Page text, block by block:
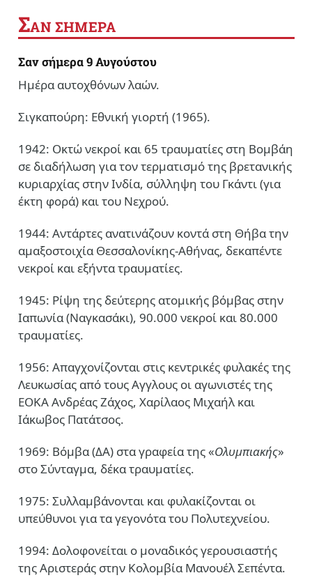
ΣΑΝ ΣΗΜΕΡΑ
Σαν σήμερα 9 Αυγούστου
Ημέρα αυτοχθόνων λαών.
Σιγκαπούρη: Εθνική γιορτή (1965).
1942: Οκτώ νεκροί και 65 τραυματίες στη Βομβάη
σε διαδήλωση για τον τερματισμό της βρετανικής
κυριαρχίας στην Ινδία, σύλληψη του Γκάντι (για
έκτη φορά) και του Νεχρού.
1944: Αντάρτες ανατινάζουν κοντά στη Θήβα την
αμαξοστοιχία Θεσσαλονίκης-Αθήνας, δεκαπέντε
νεκροί και εξήντα τραυματίες.
1945: Ρίψη της δεύτερης ατομικής βόμβας στην
Ιαπωνία (Ναγκασάκι), 90.000 νεκροί και 80.000
τραυματίες.
1956: Απαγχονίζονται στις κεντρικές φυλακές της
Λευκωσίας από τους Αγγλους οι αγωνιστές της
ΕΟΚΑ Ανδρέας Ζάχος, Χαρίλαος Μιχαήλ και
Ιάκωβος Πατάτσος.
1969: Βόμβα (ΔΑ) στα γραφεία της «Ολυμπιακής»
στο Σύνταγμα, δέκα τραυματίες.
1975: Συλλαμβάνονται και φυλακίζονται οι
υπεύθυνοι για τα γεγονότα του Πολυτεχνείου.
1994: Δολοφονείται ο μοναδικός γερουσιαστής
της Αριστεράς στην Κολομβία Μανουέλ Σεπέντα.